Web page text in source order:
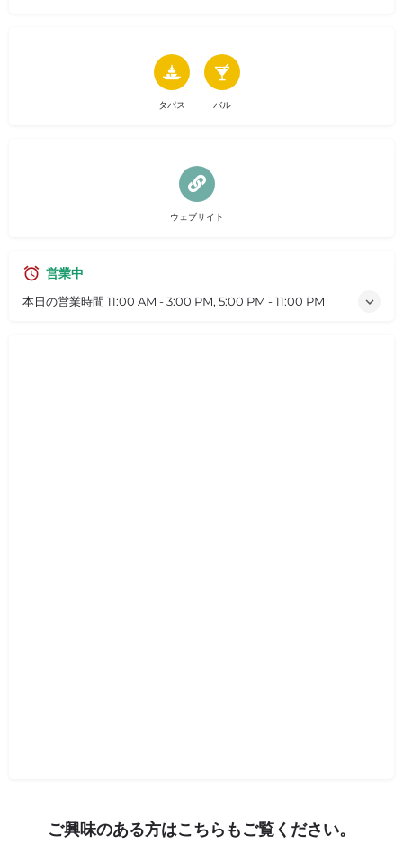
タパス バル
ウェブサイト
営業中
本日の営業時間 11:00 AM - 3:00 PM, 5:00 PM - 11:00 PM
ご興味のある方はこちらもご覧ください。